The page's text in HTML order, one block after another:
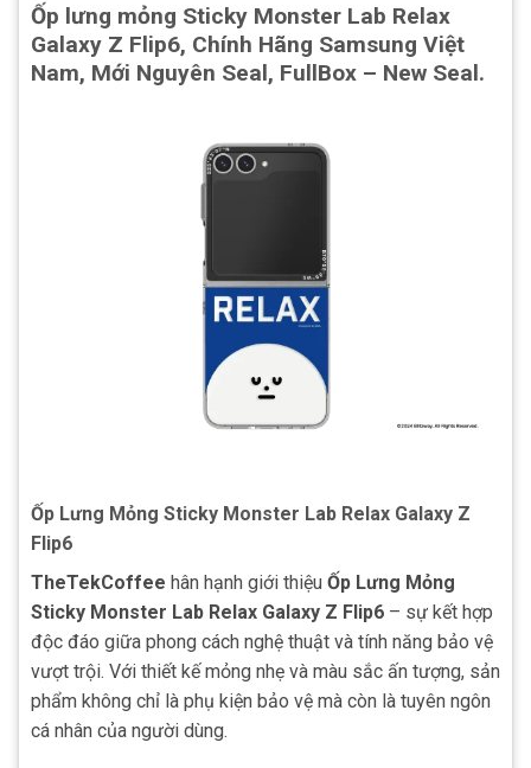
Ốp lưng mỏng Sticky Monster Lab Relax
Galaxy Z Flip6, Chính Hãng Samsung Việt
Nam, Mới Nguyên Seal, FullBox – New Seal.
Ốp Lưng Mỏng Sticky Monster Lab Relax Galaxy Z
Flip6
TheTekCoffee hân hạnh giới thiệu Ốp Lưng Mỏng
Sticky Monster Lab Relax Galaxy Z Flip6 – sự kết hợp
độc đáo giữa phong cách nghệ thuật và tính năng bảo vệ
vượt trội. Với thiết kế mỏng nhẹ và màu sắc ấn tượng, sản
phẩm không chỉ là phụ kiện bảo vệ mà còn là tuyên ngôn
cá nhân của người dùng.